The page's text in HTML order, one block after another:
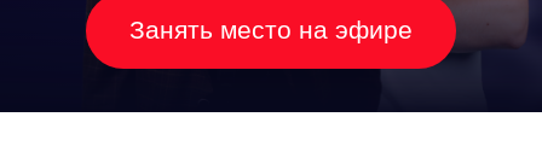
Занять место на эфире